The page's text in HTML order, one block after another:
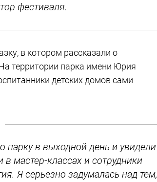
фестиваля.
в котором рассказали о
территории парка имени Юрия
детских домов сами
парку в выходной день и увидели
в мастер-классах и сотрудники
Я серьезно задумалась над тем,